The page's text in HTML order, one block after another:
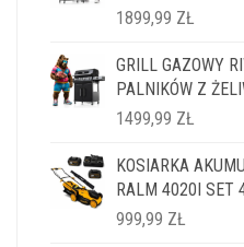
1899,99 ZŁ
GRILL GAZOWY
PALNIKÓW Z
1499,99 ZŁ
KOSIARKA
RALM 4020I SET
999,99 ZŁ